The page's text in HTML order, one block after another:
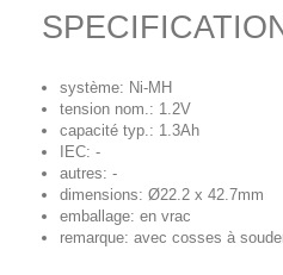
système: Ni-MH
tension nom.: 1.2V
capacité typ.: 1.3Ah
IEC: -
autres: -
dimensions: Ø22.2 x 42.7mm
emballage: en vrac
remarque: avec cosses à